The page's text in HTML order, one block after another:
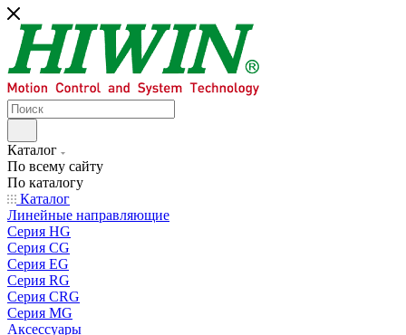
Каталог
По всему сайту
По каталогу
Каталог
Линейные направляющие
Серия HG
Серия CG
Серия EG
Серия RG
Серия CRG
Серия MG
Аксессуары